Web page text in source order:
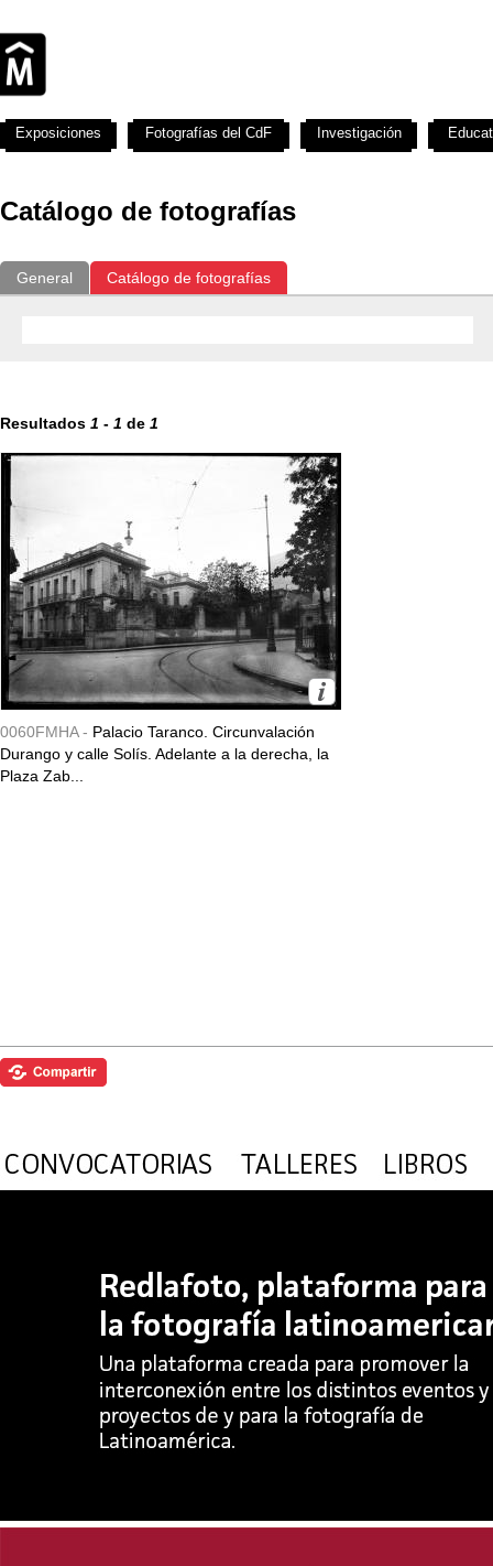
Catálogo de fotografías
General Catálogo de fotografías
Resultados 1 - 1 de 1
0060FMHA - Palacio Taranco. Circunvalación
Durango y calle Solís. Adelante a la derecha, la
Plaza Zab...
Exposiciones Fotografías del CdF Investigación